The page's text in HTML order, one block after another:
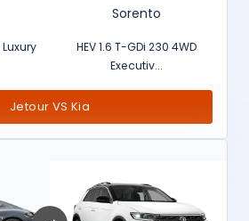
Luxury
Sorento
HEV 1.6 T-GDi 230 4WD
Executiv...
Jetour VS Kia